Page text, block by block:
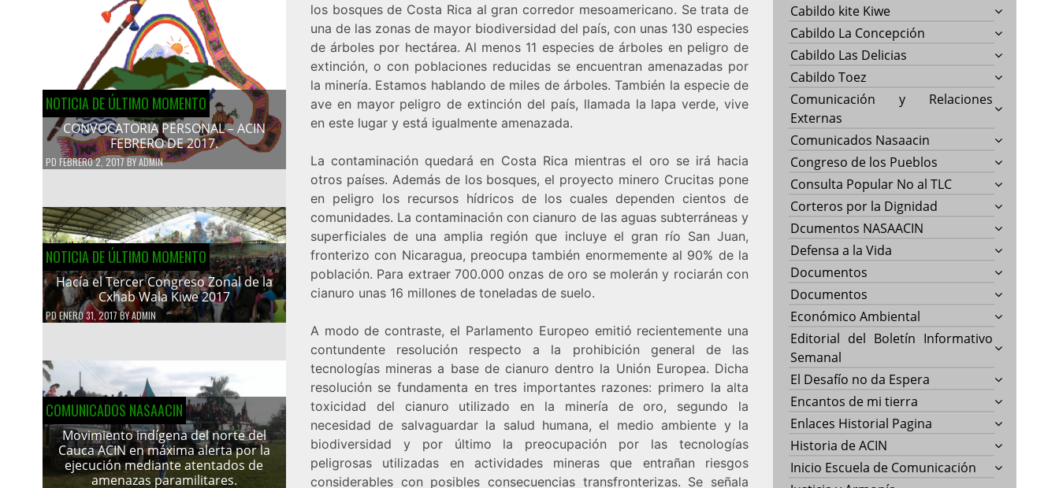
NOTICIA DE ÚLTIMO MOMENTO
CONVOCATORIA PERSONAL – ACIN
FEBRERO DE 2017.
PD FEBRERO 2, 2017BYADMIN
NOTICIA DE ÚLTIMO MOMENTO
Hacía el Tercer Congreso Zonal de la
Cxhab Wala Kiwe 2017
PDENERO 31, 2017BYADMIN
COMUNICADOS NASAACIN
Movimiento indígena del norte del
Cauca ACIN en máxima alerta por la
ejecución mediante atentados de
amenazas paramilitares.
los bosques de Costa Rica al gran corredor mesoamericano. Se trata de
una de las zonas de mayor biodiversidad del país, con unas 130 especies
de árboles por hectárea. Al menos 11 especies de árboles en peligro de
extinción, o con poblaciones reducidas se encuentran amenazadas por
la minería. Estamos hablando de miles de árboles. También la especie de
ave en mayor peligro de extinción del país, llamada la lapa verde, vive
en este lugar y está igualmente amenazada.
La contaminación quedará en Costa Rica mientras el oro se irá hacia
otros países. Además de los bosques, el proyecto minero Crucitas pone
en peligro los recursos hídricos de los cuales dependen cientos de
comunidades. La contaminación con cianuro de las aguas subterráneas y
superficiales de una amplia región que incluye el gran río San Juan,
fronterizo con Nicaragua, preocupa también enormemente al 90% de la
población. Para extraer 700.000 onzas de oro se molerán y rociarán con
cianuro unas 16 millones de toneladas de suelo.
A modo de contraste, el Parlamento Europeo emitió recientemente una
contundente resolución respecto a la prohibición general de las
tecnologías mineras a base de cianuro dentro la Unión Europea. Dicha
resolución se fundamenta en tres importantes razones: primero la alta
toxicidad del cianuro utilizado en la minería de oro, segundo la
necesidad de salvaguardar la salud humana, el medio ambiente y la
biodiversidad y por último la preocupación por las tecnologías
peligrosas utilizadas en actividades mineras que entrañan riesgos
considerables con posibles consecuencias transfronterizas. Se señala
Cabildo kite Kiwe
Cabildo La Concepción
Cabildo Las Delicias
Cabildo Toez
Comunicación y Relaciones
Externas
Comunicados Nasaacin
Congreso de los Pueblos
Consulta Popular No al TLC
Corteros por la Dignidad
Dcumentos NASAACIN
Defensa a la Vida
Documentos
Documentos
Económico Ambiental
Editorial del Boletín Informativo
Semanal
El Desafío no da Espera
Encantos de mi tierra
Enlaces Historial Pagina
Historia de ACIN
Inicio Escuela de Comunicación